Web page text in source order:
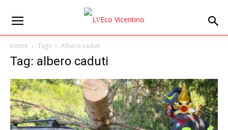
Home Tags Albero caduti
Tag: albero caduti